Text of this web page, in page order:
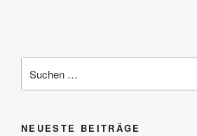
nach:
NEUESTE BEITRÄGE